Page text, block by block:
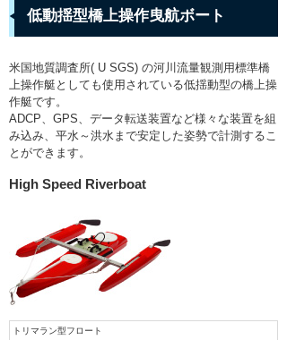
低動揺型橋上操作曳航ボート
米国地質調査所( U SGS) の河川流量観測用標準橋
上操作艇としても使用されている低揺動型の橋上操
作艇です。
ADCP、GPS、データ転送装置など様々な装置を組
み込み、平水～洪水まで安定した姿勢で計測するこ
とができます。
High Speed Riverboat
トリマラン型フロート